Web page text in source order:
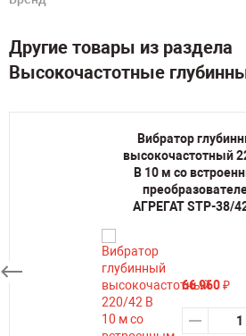
Другие товары из раздела
Высокочастотные
Вибратор
высокочастотный
В 10 м со
АГРЕГАТ STP-38/
66 960₽